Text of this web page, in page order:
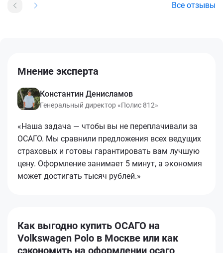
Все отзывы
Мнение эксперта
Константин Денисламов
Генеральный директор «Полис 812»
«Наша задача — чтобы вы не переплачивали за
ОСАГО. Мы сравнили предложения всех ведущих
страховых и готовы гарантировать вам лучшую
цену. Оформление занимает 5 минут, а экономия
может достигать тысяч рублей.»
Как выгодно купить ОСАГО на
Volkswagen Polo в Москве или как
сэкономить на оформлении осаго